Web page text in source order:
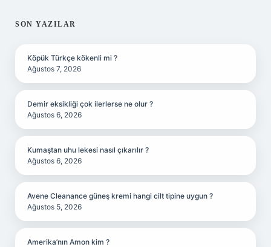
SON YAZILAR
Köpük Türkçe kökenli mi ?
Ağustos 7, 2026
Demir eksikliği çok ilerlerse ne olur ?
Ağustos 6, 2026
Kumaştan uhu lekesi nasıl çıkarılır ?
Ağustos 6, 2026
Avene Cleanance güneş kremi hangi cilt tipine uygun ?
Ağustos 5, 2026
Amerika’nın Amon kim ?